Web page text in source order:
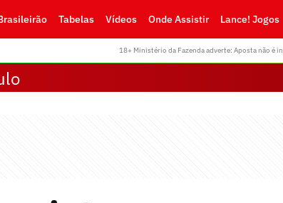
Tabelas Vídeos Onde Assistir Lance! Jogos
18+ Ministério da Fazenda adverte: Aposta não é